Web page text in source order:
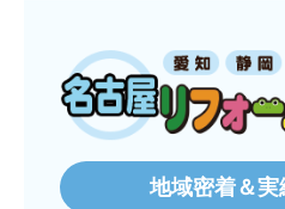
ものおきものおき
2025年12月26日 18:45
欲しい商品をスムーズに注文
はい
ショップからの連絡や対応は
地域密着＆実